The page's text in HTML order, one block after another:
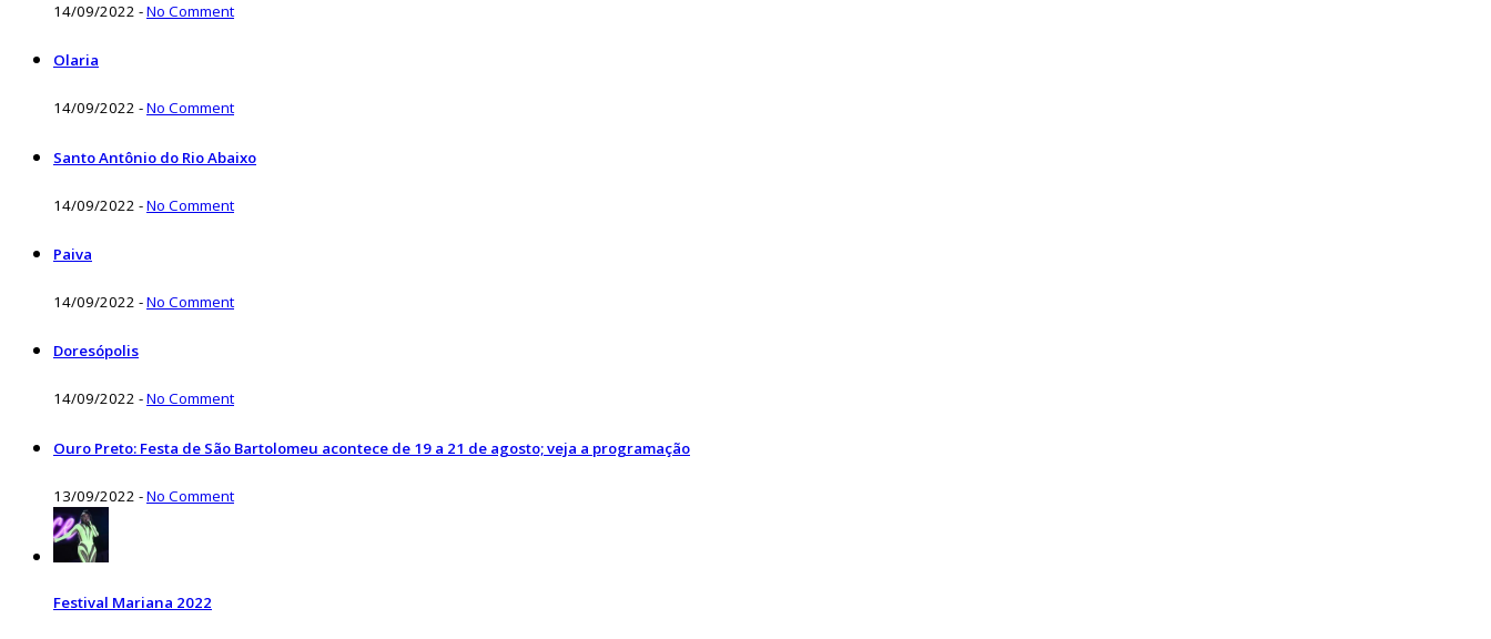
14/09/2022 -No Comment
Olaria
14/09/2022 -No Comment
Santo Antônio do Rio Abaixo
14/09/2022 -No Comment
Paiva
14/09/2022 -No Comment
Doresópolis
14/09/2022 -No Comment
Ouro Preto: Festa de São Bartolomeu acontece de 19 a 21 de agosto; veja a programação
13/09/2022 -No Comment
Festival Mariana 2022